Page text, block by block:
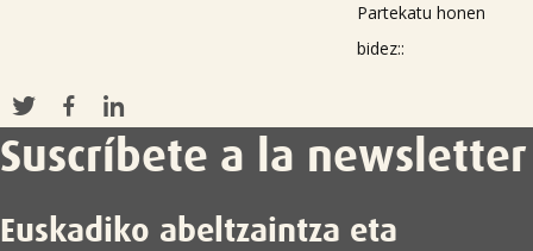
Partekatu honen
bidez::
Suscríbete a la newsletter
Euskadiko abeltzaintza eta